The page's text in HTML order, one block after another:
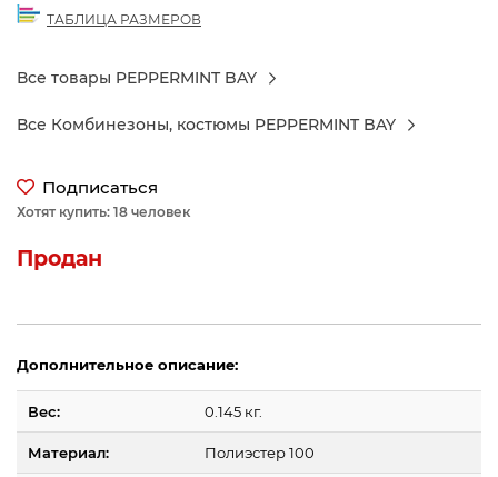
ТАБЛИЦА РАЗМЕРОВ
Все товары PEPPERMINT BAY
Все Комбинезоны, костюмы PEPPERMINT BAY
Подписаться
Хотят купить: 18 человек
Продан
Дополнительное описание:
Вес: 0.145 кг.
Материал: Полиэстер 100